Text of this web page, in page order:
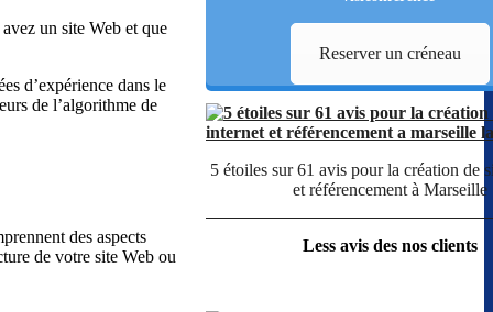
un site Web et que
d’expérience dans le
de l’algorithme de
des aspects
de votre site Web ou
Reserver un créneau
5 étoiles sur 61 avis pour la création de
et référencement à Marseille
Less avis des nos clients